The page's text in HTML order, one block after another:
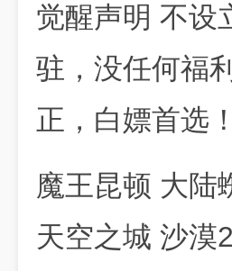
觉醒声明 不设
驻，没任何福
正，白嫖首选！
魔王昆顿 大陆
天空之城 沙漠